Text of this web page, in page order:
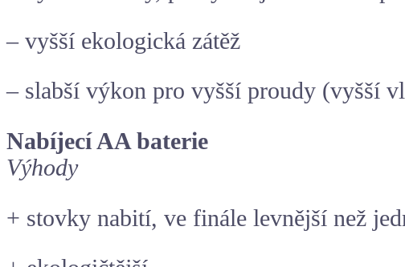
– vyšší ekologická zátěž
– slabší výkon pro vyšší proudy (vyšší
Nabíjecí AA baterie
Výhody
+ stovky nabití, ve finále levnější než